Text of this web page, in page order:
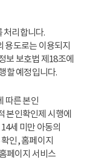
처리합니다.
용도로는 이용되지
보 보호법 제18조에
할 예정입니다.
따른 본인
본인확인제 시행에
세 미만 아동의
인, 홈페이지
페이지 서비스